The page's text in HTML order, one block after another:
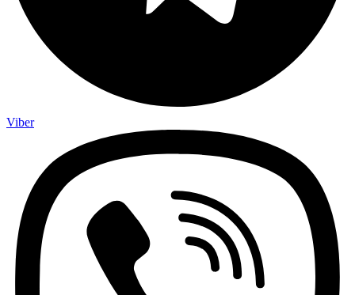
Viber